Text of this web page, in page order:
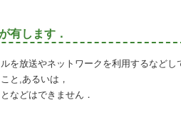
有します．
を放送やネットワークを利用するなど
と,あるいは，
などはできません．